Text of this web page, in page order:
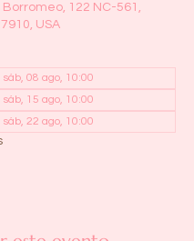
122 NC-561,
USA
sáb, 08 ago, 10:00
sáb, 15 ago, 10:00
sáb, 22 ago, 10:00